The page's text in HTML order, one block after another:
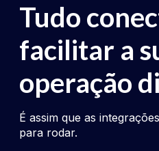
Tudo
facilitar a
operação
É assim que as
para rodar.